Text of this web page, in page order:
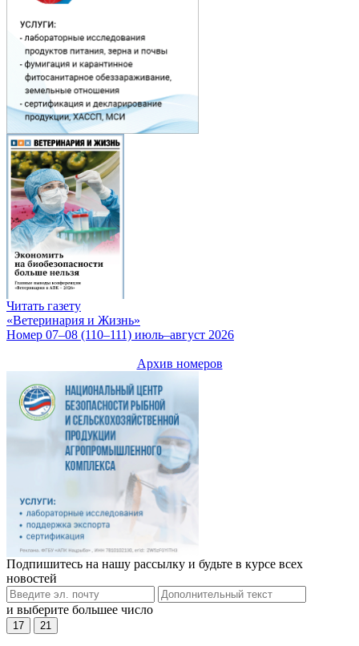
Читать газету
«Ветеринария и Жизнь»
Номер 07–08 (110–111) июль–август 2026
Архив номеров
Подпишитесь на нашу рассылку и будьте в курсе всех
новостей
и выберите большее число
17 21